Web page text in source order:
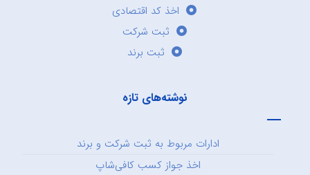
اخذ کد اقتصادی
ثبت شرکت
ثبت برند
نوشته‌های تازه
ادارات مربوط به ثبت شرکت و برند
اخذ جواز کسب کافی‌شاپ